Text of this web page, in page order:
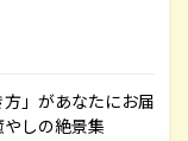
」があなたにお届
しの絶景集